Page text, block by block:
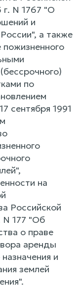
г. N 1767 "О
и
а также
пожизненного
по
сентября 1991
на
Российской
N 177 "Об
о праве
аренды
и
землей